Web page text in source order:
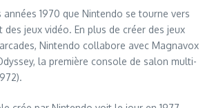
années 1970 que Nintendo se tourne vers
des jeux vidéo. En plus de créer des jeux
Nintendo collabore avec Magnavox
la première console de salon multi-